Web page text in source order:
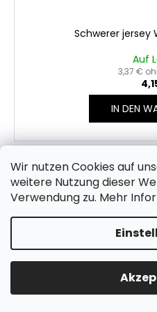
Wir nutzen Cookies auf
weitere Nutzung dieser
Verwendung zu. Mehr
Schwerer jersey
Auf
3,37 €
IN DEN